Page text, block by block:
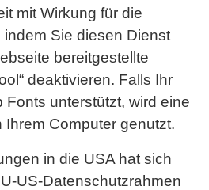
mit Wirkung für die
Sie diesen Dienst
bereitgestellte
deaktivieren. Falls Ihr
Fonts unterstützt, wird eine
Ihrem Computer genutzt.
in die USA hat sich
US-Datenschutzrahmen